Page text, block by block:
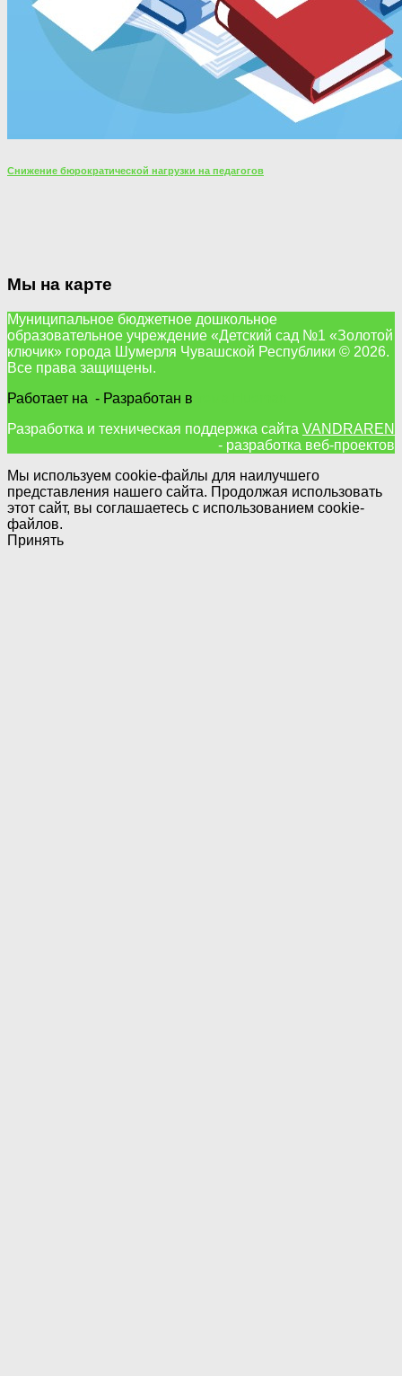
Снижение бюрократической нагрузки на педагогов
Мы на карте
Муниципальное бюджетное дошкольное
образовательное учреждение «Детский сад №1 «Золотой
ключик» города Шумерля Чувашской Республики © 2026.
Все права защищены.
Работает на - Разработан в
Разработка и техническая поддержка сайта VANDRAREN
- разработка веб-проектов
Мы используем cookie-файлы для наилучшего
представления нашего сайта. Продолжая использовать
этот сайт, вы соглашаетесь с использованием cookie-
файлов.
Принять